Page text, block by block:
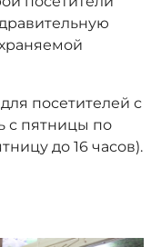
посетителей с
с пятницы по
до 16 часов).